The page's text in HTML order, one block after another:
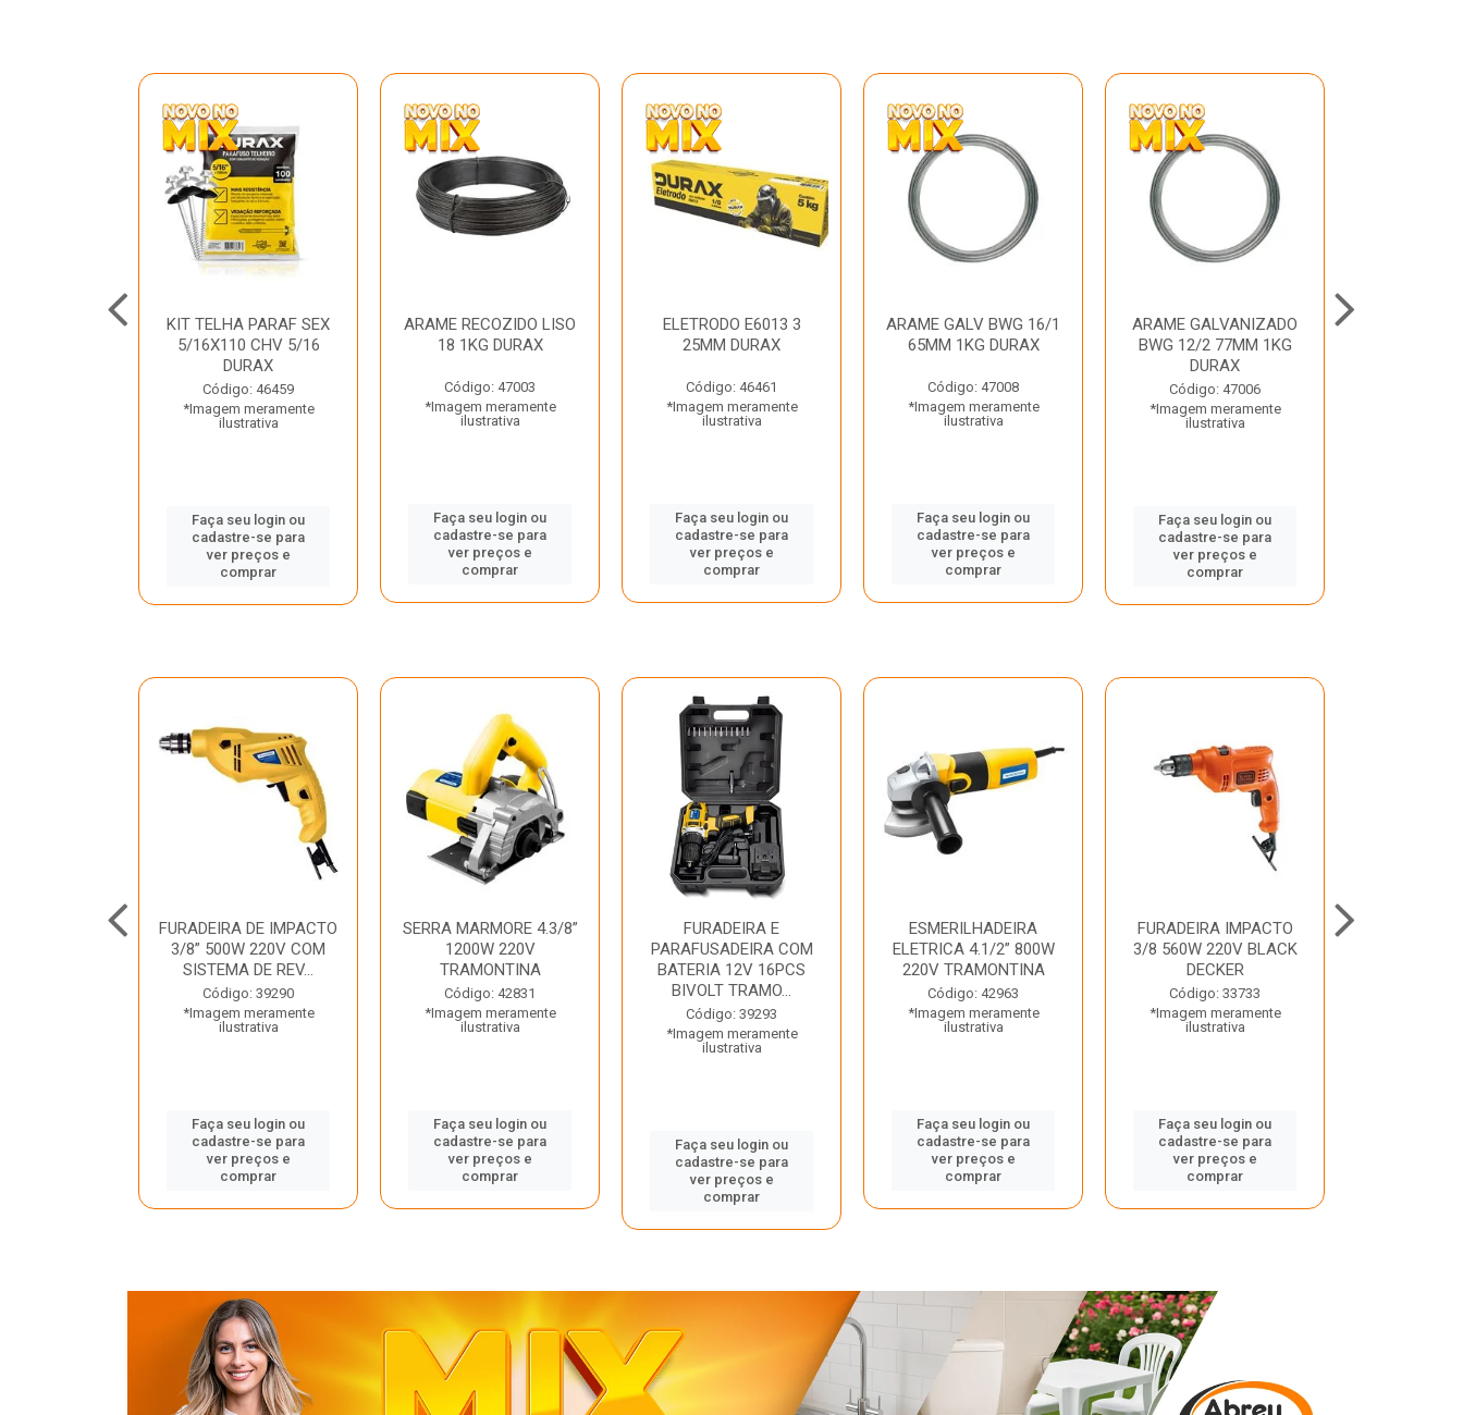
KIT TELHA PARAF SEX
5/16X110 CHV 5/16
DURAX
Código: 46459
*Imagem meramente
ilustrativa
Faça seu login ou
cadastre-se para
ver preços e
comprar
ARAME RECOZIDO LISO
18 1KG DURAX
Código: 47003
*Imagem meramente
ilustrativa
Faça seu login ou
cadastre-se para
ver preços e
comprar
ELETRODO E6013 3
25MM DURAX
Código: 46461
*Imagem meramente
ilustrativa
Faça seu login ou
cadastre-se para
ver preços e
comprar
ARAME GALV BWG 16/1
65MM 1KG DURAX
Código: 47008
*Imagem meramente
ilustrativa
Faça seu login ou
cadastre-se para
ver preços e
comprar
ARAME GALVANIZADO
BWG 12/2 77MM 1KG
DURAX
Código: 47006
*Imagem meramente
ilustrativa
Faça seu login ou
cadastre-se para
ver preços e
comprar
FURADEIRA DE IMPACTO
3/8” 500W 220V COM
SISTEMA DE REV...
Código: 39290
*Imagem meramente
ilustrativa
Faça seu login ou
cadastre-se para
ver preços e
comprar
SERRA MARMORE 4.3/8”
1200W 220V
TRAMONTINA
Código: 42831
*Imagem meramente
ilustrativa
Faça seu login ou
cadastre-se para
ver preços e
comprar
FURADEIRA E
PARAFUSADEIRA COM
BATERIA 12V 16PCS
BIVOLT TRAMO...
Código: 39293
*Imagem meramente
ilustrativa
Faça seu login ou
cadastre-se para
ver preços e
comprar
ESMERILHADEIRA
ELETRICA 4.1/2” 800W
220V TRAMONTINA
Código: 42963
*Imagem meramente
ilustrativa
Faça seu login ou
cadastre-se para
ver preços e
comprar
FURADEIRA IMPACTO
3/8 560W 220V BLACK
DECKER
Código: 33733
*Imagem meramente
ilustrativa
Faça seu login ou
cadastre-se para
ver preços e
comprar